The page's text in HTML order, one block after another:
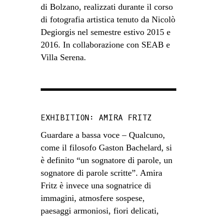
di Bolzano, realizzati durante il corso
di fotografia artistica tenuto da Nicolò
Degiorgis nel semestre estivo 2015 e
2016. In collaborazione con SEAB e
Villa Serena.
EXHIBITION: AMIRA FRITZ
Guardare a bassa voce – Qualcuno,
come il filosofo Gaston Bachelard, si
è definito “un sognatore di parole, un
sognatore di parole scritte”. Amira
Fritz è invece una sognatrice di
immagini, atmosfere sospese,
paesaggi armoniosi, fiori delicati,